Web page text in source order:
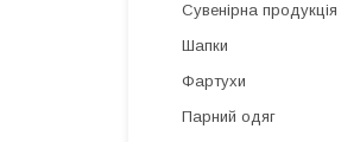
Сувенірна продукція
Шапки
Фартухи
Парний одяг